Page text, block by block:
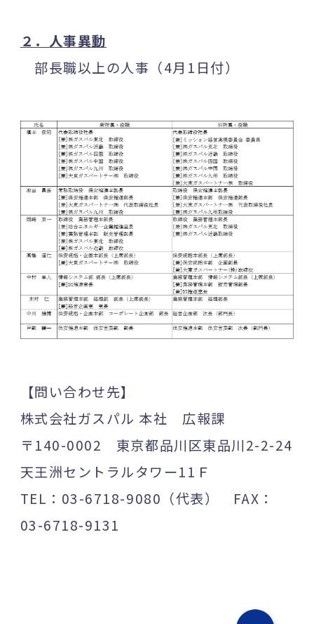
２．人事異動
部長職以上の人事（4月1日付）
【問い合わせ先】
株式会社ガスパル 本社 広報課
〒140-0002 東京都品川区東品川2-2-24
天王洲セントラルタワー11Ｆ
TEL：03-6718-9080（代表） FAX：
03-6718-9131